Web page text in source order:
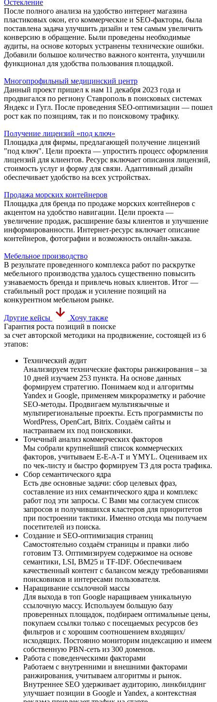
Остекление
После полного анализа на удобство интернет магазина
пластиковых окон, его коммерческие и SEO-факторы, была
поставлена задача улучшить дизайн и тем самым увеличить
конверсию в обращение. Были проведены необходимые
аудиты, на основе которых устранены технические ошибки.
Добавили большое количество важного контента, улучшили
функционал для удобства пользования площадкой.
Многопрофильный медицинский центр
Данный проект пришел к нам 11 декабря 2023 года и
продвигался по региону Ставрополь в поисковых системах
Яндекс и Гугл. После проведения SEO-оптимизации — пошел
рост как по позициям, так и по поисковому трафику.
Получение лицензий «под ключ»
Площадка для фирмы, предлагающей получение лицензий
"под ключ". Цели проекта — упростить процесс оформления
лицензий для клиентов. Ресурс включает описания лицензий,
стоимость услуг и форму для связи. Адаптивный дизайн
обеспечивает удобство на всех устройствах.
Продажа морских контейнеров
Площадка для бренда по продаже морских контейнеров с
акцентом на удобство навигации. Цели проекта —
увеличение продаж, расширение базы клиентов и улучшение
информированности. Интернет-ресурс включает описание
контейнеров, фотографии и возможность онлайн-заказа.
Мебельное производство
В результате проведенного комплекса работ по раскрутке
мебельного производства удалось существенно повысить
узнаваемость бренда и привлечь новых клиентов. Итог —
стабильный рост продаж и усиление позиций на
конкурентном мебельном рынке.
Другие кейсы
Хочу также
Гарантия роста позиций в поиске
за счет авторской методики на продвижение, состоящей из 6
этапов:
Технический аудит
Анализируем технические факторы ранжирования – за
10 дней изучаем 253 пункта. На основе данных
формируем стратегию. Понимаем код и алгоритмы
Yandex и Google, применяем микроразметку и рабочие
SEO-методы. Продвигаем мультиязычные и
мультирегиональные проекты. Есть программисты по
WordPress, OpenCart, Bitrix. Создаём сайты и
настраиваем их под поисковики.
Точечный анализ коммерческих факторов
Мы собрали крупнейший список коммерческих
факторов, учитываем E-E-A-T и YMYL. Оцениваем их
по чек-листу и быстро формируем ТЗ для роста трафика.
Сбор семантического ядра
Есть две основные задачи: сбор целевых фраз,
составление из них семантического ядра и комплекс
работ под эти запросы. С Вами мы согласуем список
запросов и получившихся кластеров для приоритетов
при построении тактики. Именно отсюда мы получаем
посетителей из поиска.
Создание и SEO-оптимизация страниц
Самостоятельно создаём страницы и правки либо
готовим ТЗ. Оптимизируем содержимое на основе
семантики, LSI, BM25 и TF-IDF. Обеспечиваем
качественный контент с балансом между требованиями
поисковиков и интересами пользователя.
Наращивание ссылочной массы
Для выхода в топ Google наращиваем уникальную
ссылочную массу. Используем большую базу
проверенных площадок, подбираем оптимальные цены,
покупаем ссылки только с посещаемых ресурсов без
фильтров и с хорошим соотношением входящих/
исходящих. Постоянно мониторим индексацию и имеем
собственную PBN-сеть из 300 доменов.
Работа с поведенческими факторами
Работаем с внутренними и внешними факторами
ранжирования, учитываем алгоритмы и рынок.
Внутреннее SEO удерживает аудиторию, линкбилдинг
улучшает позиции в Google и Yandex, а контекстная